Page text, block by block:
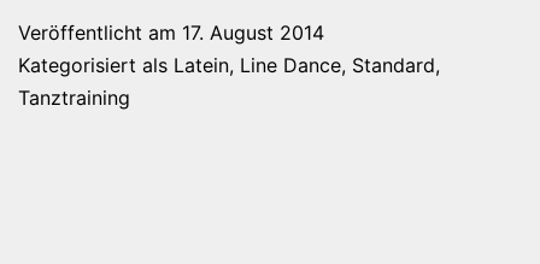
der
offenen
Veröffentlicht am 17. August 2014
Kategorisiert als Latein, Line Dance, Standard,
Tanztraining